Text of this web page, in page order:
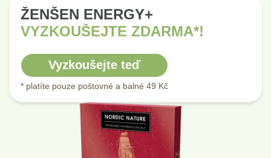
ŽENŠEN ENERGY+
VYZKOUŠEJTE ZDARMA*!
Vyzkoušejte teď
* platíte pouze poštovné a balné 49 Kč